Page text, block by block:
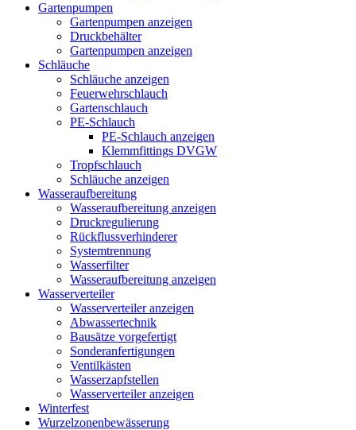
Gartenpumpen
Gartenpumpen anzeigen
Druckbehälter
Gartenpumpen anzeigen
Schläuche
Schläuche anzeigen
Feuerwehrschlauch
Gartenschlauch
PE-Schlauch
PE-Schlauch anzeigen
Klemmfittings DVGW
Tropfschlauch
Schläuche anzeigen
Wasseraufbereitung
Wasseraufbereitung anzeigen
Druckregulierung
Rückflussverhinderer
Systemtrennung
Wasserfilter
Wasseraufbereitung anzeigen
Wasserverteiler
Wasserverteiler anzeigen
Abwassertechnik
Bausätze vorgefertigt
Sonderanfertigungen
Ventilkästen
Wasserzapfstellen
Wasserverteiler anzeigen
Winterfest
Wurzelzonenbewässerung